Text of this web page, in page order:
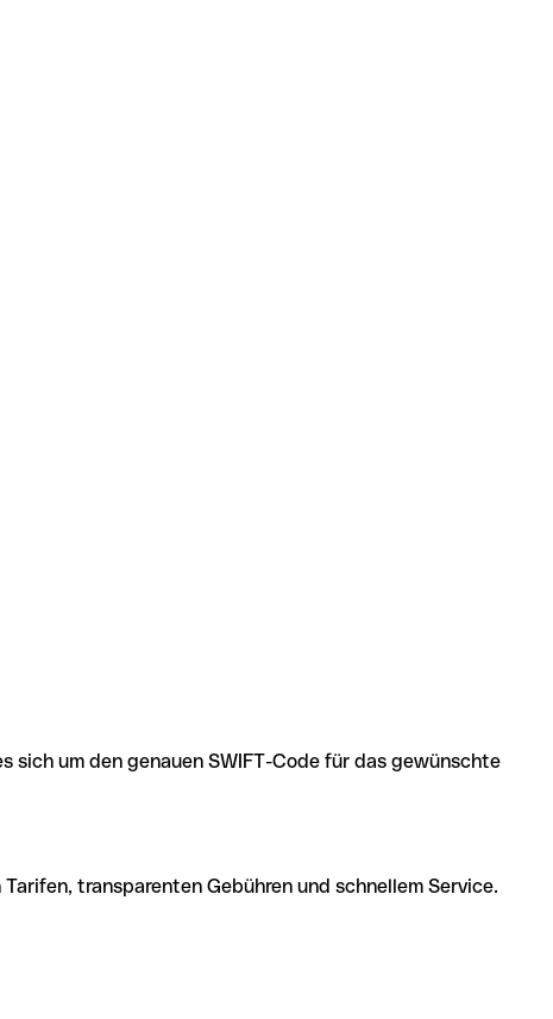
um den genauen SWIFT-Code für das gewünschte
transparenten Gebühren und schnellem Service.